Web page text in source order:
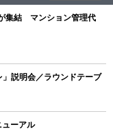
集結 マンション管理代
説明会／ラウンドテーブ
ーアル